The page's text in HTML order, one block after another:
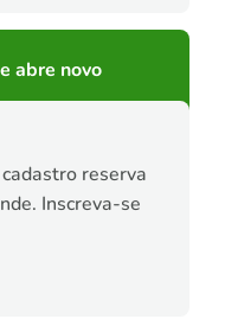
abre novo
reserva
Inscreva-se